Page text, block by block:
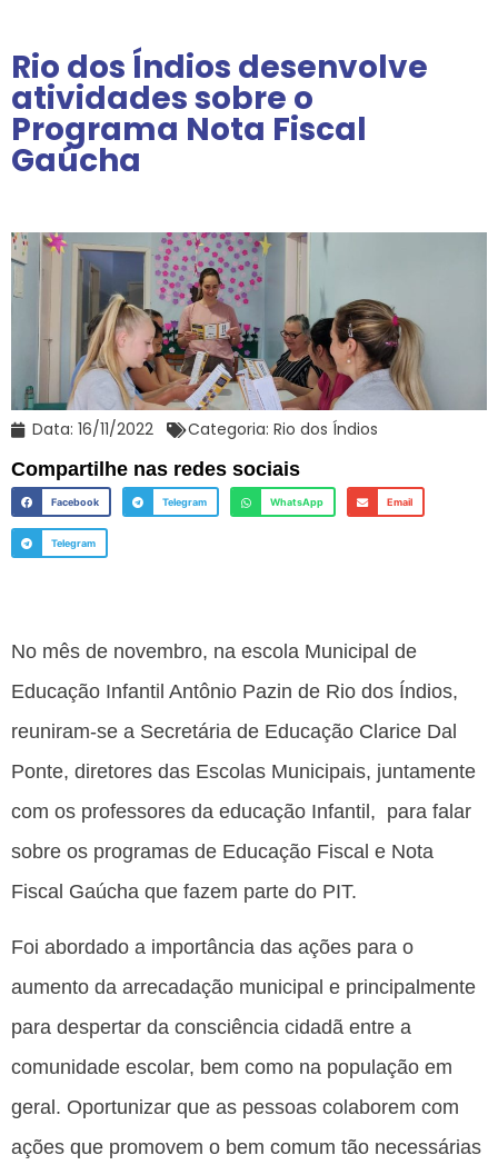
Rio dos Índios desenvolve
atividades sobre o
Programa Nota Fiscal
Gaúcha
Data: 16/11/2022 Categoria: Rio dos Índios
Compartilhe nas redes sociais
Facebook Telegram WhatsApp Email
Telegram
No mês de novembro, na escola Municipal de
Educação Infantil Antônio Pazin de Rio dos Índios,
reuniram-se a Secretária de Educação Clarice Dal
Ponte, diretores das Escolas Municipais, juntamente
com os professores da educação Infantil, para falar
sobre os programas de Educação Fiscal e Nota
Fiscal Gaúcha que fazem parte do PIT.
Foi abordado a importância das ações para o
aumento da arrecadação municipal e principalmente
para despertar da consciência cidadã entre a
comunidade escolar, bem como na população em
geral. Oportunizar que as pessoas colaborem com
ações que promovem o bem comum tão necessárias